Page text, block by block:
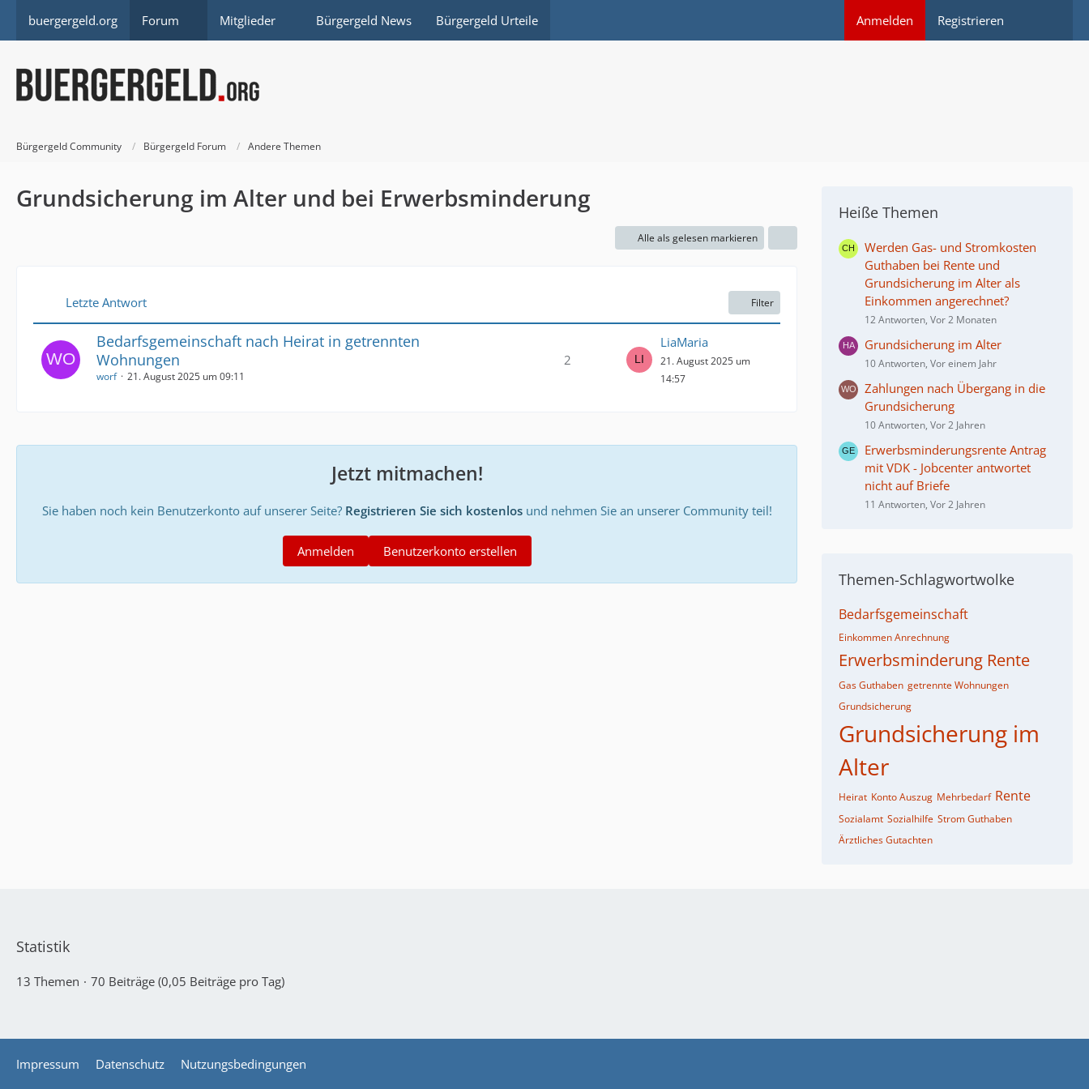
buergergeld.org Forum Mitglieder Bürgergeld News Bürgergeld Urteile Anmelden Registrieren
Bürgergeld Community Bürgergeld Forum Andere Themen
Grundsicherung im Alter und bei Erwerbsminderung
Alle als gelesen markieren
Letzte Antwort Filter
Bedarfsgemeinschaft nach Heirat in getrennten
Wohnungen
worf 21. August 2025 um 09:11
2
LiaMaria
21. August 2025 um
14:57
Jetzt mitmachen!
Sie haben noch kein Benutzerkonto auf unserer Seite? Registrieren Sie sich kostenlosund nehmen Sie an unserer Community teil!
Benutzerkonto erstellen
Anmelden
Heiße Themen
Werden Gas- und Stromkosten
Guthaben bei Rente und
Grundsicherung im Alter als
Einkommen angerechnet?
12 Antworten, Vor 2 Monaten
Grundsicherung im Alter
10 Antworten, Vor einem Jahr
Zahlungen nach Übergang in die
Grundsicherung
10 Antworten, Vor 2 Jahren
Erwerbsminderungsrente Antrag
mit VDK - Jobcenter antwortet
nicht auf Briefe
11 Antworten, Vor 2 Jahren
Themen-Schlagwortwolke
Bedarfsgemeinschaft
Einkommen Anrechnung
Erwerbsminderung Rente
Gas Guthaben getrennte Wohnungen
Grundsicherung
Grundsicherung im
Alter
Heirat Konto Auszug Mehrbedarf Rente
Sozialamt Sozialhilfe Strom Guthaben
Ärztliches Gutachten
Statistik
13 Themen 70 Beiträge (0,05 Beiträge pro Tag)
Impressum Datenschutz Nutzungsbedingungen